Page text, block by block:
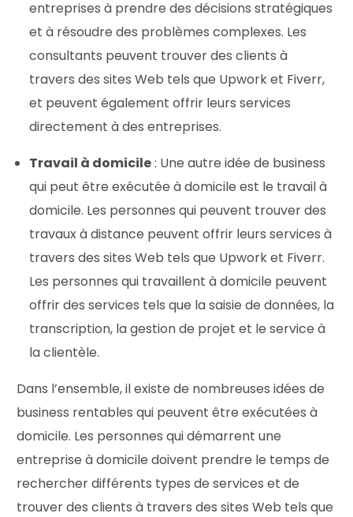
entreprises à prendre des décisions stratégiques
et à résoudre des problèmes complexes. Les
consultants peuvent trouver des clients à
travers des sites Web tels que Upwork et Fiverr,
et peuvent également offrir leurs services
directement à des entreprises.
Travail à domicile: Une autre idée de business
qui peut être exécutée à domicile est le travail à
domicile. Les personnes qui peuvent trouver des
travaux à distance peuvent offrir leurs services à
travers des sites Web tels que Upwork et Fiverr.
Les personnes qui travaillent à domicile peuvent
offrir des services tels que la saisie de données, la
transcription, la gestion de projet et le service à
la clientèle.
Dans l’ensemble, il existe de nombreuses idées de
business rentables qui peuvent être exécutées à
domicile. Les personnes qui démarrent une
entreprise à domicile doivent prendre le temps de
rechercher différents types de services et de
trouver des clients à travers des sites Web tels que